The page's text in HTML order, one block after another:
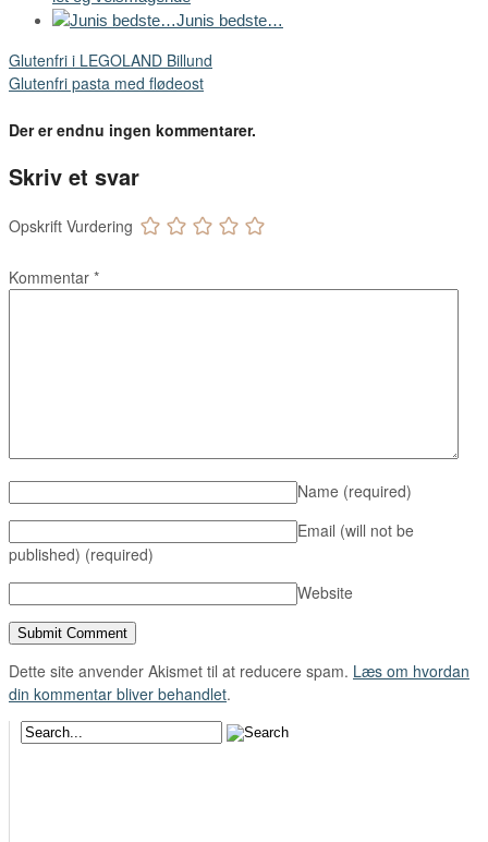
Junis bedste…
Glutenfri i LEGOLAND Billund
Glutenfri pasta med flødeost
Der er endnu ingen kommentarer.
Skriv et svar
Opskrift Vurdering
Kommentar *
Name (required)
Email (will not be
published) (required)
Website
Dette site anvender Akismet til at reducere spam. Læs om hvordan
din kommentar bliver behandlet.